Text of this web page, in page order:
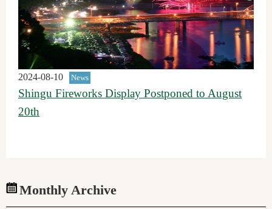
2024-08-10 News
Shingu Fireworks Display Postponed to August
20th
Monthly Archive